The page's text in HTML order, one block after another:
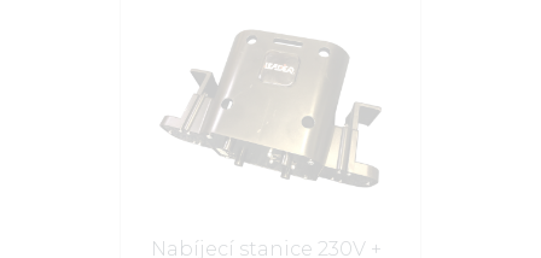
Nabíjecí stanice 230V +